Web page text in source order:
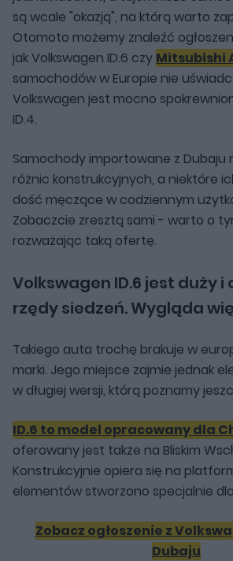
są wcale "okazją", na którą warto
Otomoto możemy znaleźć
jak Volkswagen ID.6 czy Mitsubishi
samochodów w Europie nie
Volkswagen jest mocno
ID.4.
Samochody importowane z Dubaju
różnic konstrukcyjnych, a niektóre
dość męczące w codziennym
Zobaczcie zresztą sami - warto o
rozważając taką ofertę.
Volkswagen ID.6 jest duży
rzędy siedzeń. Wygląda
Takiego auta trochę brakuje w
marki. Jego miejsce zajmie jednak
w długiej wersji, którą poznamy
ID.6 to model opracowany dla
oferowany jest także na Bliskim
Konstrukcyjnie opiera się na
elementów stworzono specjalnie
Zobacz ogłoszenie z
Dubaju